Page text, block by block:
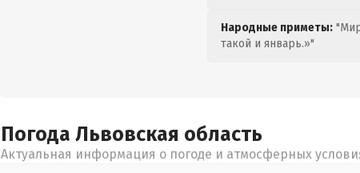
Народные приметы:
такой и январь.»"
Погода Львовская область
Актуальная информация о погоде и атмосферных